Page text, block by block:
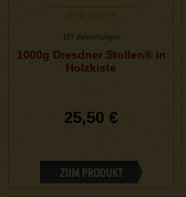
187 Bewertungen
1000g Dresdner Stollen® in
Holzkiste
25,50 €
ZUM PRODUKT